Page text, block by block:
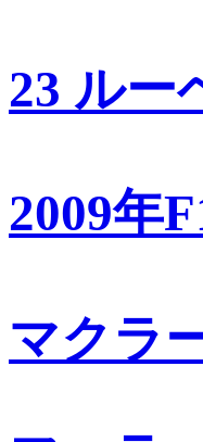
23 ルー
2009年
マクラ